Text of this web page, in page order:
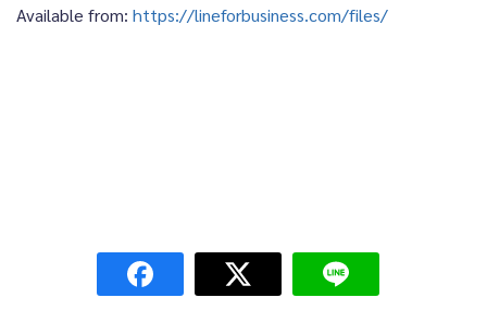
Available from: https://lineforbusiness.com/files/